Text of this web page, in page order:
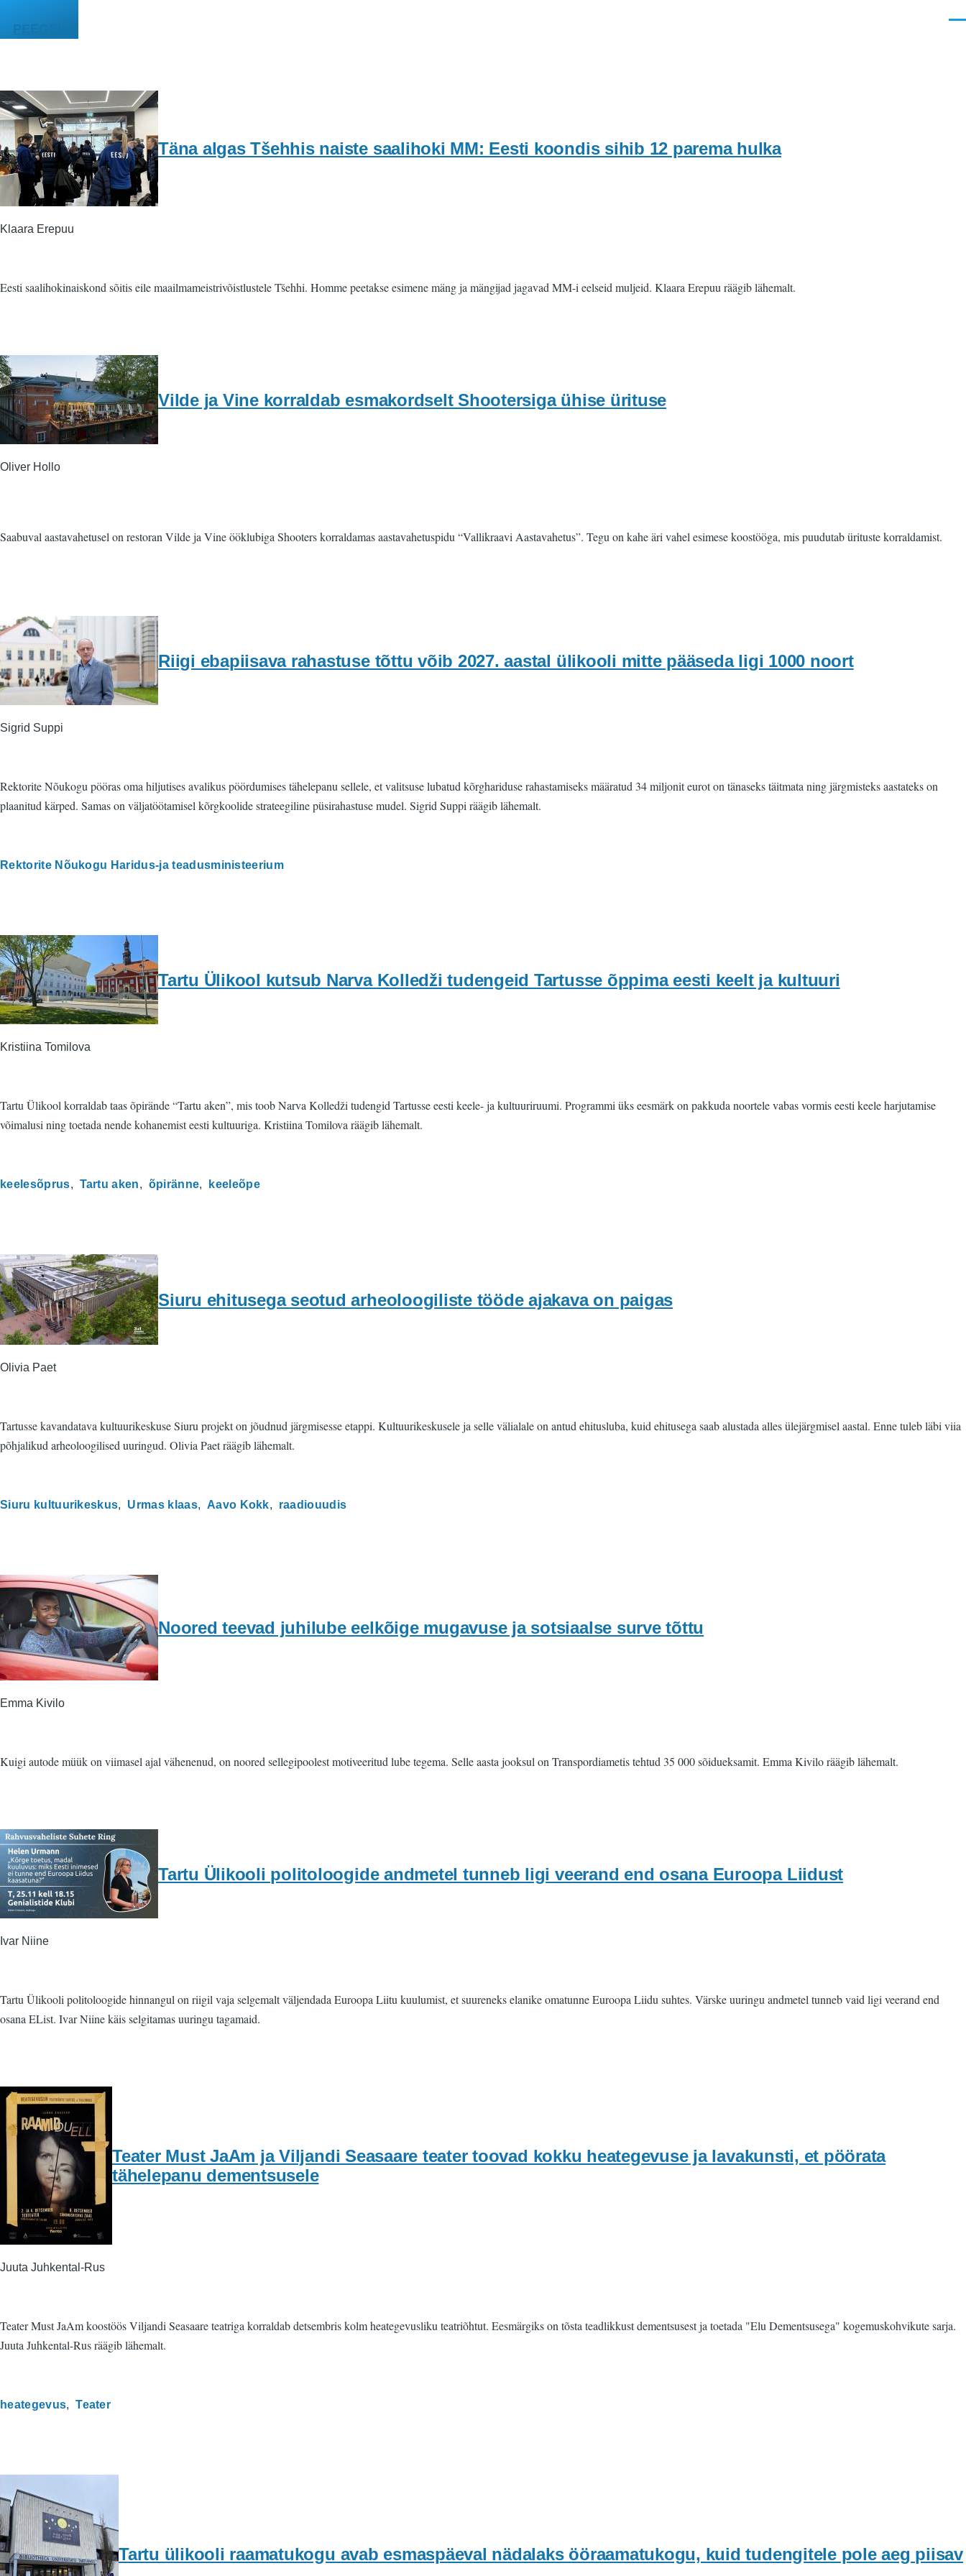
PEEGEL
Täna algas Tšehhis naiste saalihoki MM: Eesti koondis sihib 12 parema hulka
Klaara Erepuu
Eesti saalihokinaiskond sõitis eile maailmameistrivõistlustele Tšehhi. Homme peetakse esimene mäng ja mängijad jagavad MM-i eelseid muljeid. Klaara Erepuu räägib lähemalt.
Vilde ja Vine korraldab esmakordselt Shootersiga ühise ürituse
Oliver Hollo
Saabuval aastavahetusel on restoran Vilde ja Vine ööklubiga Shooters korraldamas aastavahetuspidu “Vallikraavi Aastavahetus”. Tegu on kahe äri vahel esimese koostööga, mis puudutab ürituste korraldamist.
Riigi ebapiisava rahastuse tõttu võib 2027. aastal ülikooli mitte pääseda ligi 1000 noort
Sigrid Suppi
Rektorite Nõukogu pööras oma hiljutises avalikus pöördumises tähelepanu sellele, et valitsuse lubatud kõrghariduse rahastamiseks määratud 34 miljonit eurot on tänaseks täitmata ning järgmisteks aastateks on
plaanitud kärped. Samas on väljatöötamisel kõrgkoolide strateegiline püsirahastuse mudel. Sigrid Suppi räägib lähemalt.
Rektorite Nõukogu Haridus-ja teadusministeerium
Tartu Ülikool kutsub Narva Kolledži tudengeid Tartusse õppima eesti keelt ja kultuuri
Kristiina Tomilova
Tartu Ülikool korraldab taas õpirände “Tartu aken”, mis toob Narva Kolledži tudengid Tartusse eesti keele- ja kultuuriruumi. Programmi üks eesmärk on pakkuda noortele vabas vormis eesti keele harjutamise
võimalusi ning toetada nende kohanemist eesti kultuuriga. Kristiina Tomilova räägib lähemalt.
keelesõprus Tartu aken õpiränne keeleõpe
Siuru ehitusega seotud arheoloogiliste tööde ajakava on paigas
Olivia Paet
Tartusse kavandatava kultuurikeskuse Siuru projekt on jõudnud järgmisesse etappi. Kultuurikeskusele ja selle välialale on antud ehitusluba, kuid ehitusega saab alustada alles ülejärgmisel aastal. Enne tuleb läbi viia
põhjalikud arheoloogilised uuringud. Olivia Paet räägib lähemalt.
Siuru kultuurikeskus Urmas klaas Aavo Kokk raadiouudis
Noored teevad juhilube eelkõige mugavuse ja sotsiaalse surve tõttu
Emma Kivilo
Kuigi autode müük on viimasel ajal vähenenud, on noored sellegipoolest motiveeritud lube tegema. Selle aasta jooksul on Transpordiametis tehtud 35 000 sõidueksamit. Emma Kivilo räägib lähemalt.
Tartu Ülikooli politoloogide andmetel tunneb ligi veerand end osana Euroopa Liidust
Ivar Niine
Tartu Ülikooli politoloogide hinnangul on riigil vaja selgemalt väljendada Euroopa Liitu kuulumist, et suureneks elanike omatunne Euroopa Liidu suhtes. Värske uuringu andmetel tunneb vaid ligi veerand end
osana EList. Ivar Niine käis selgitamas uuringu tagamaid.
Teater Must JaAm ja Viljandi Seasaare teater toovad kokku heategevuse ja lavakunsti, et pöörata
tähelepanu dementsusele
Juuta Juhkental-Rus
Teater Must JaAm koostöös Viljandi Seasaare teatriga korraldab detsembris kolm heategevusliku teatriõhtut. Eesmärgiks on tõsta teadlikkust dementsusest ja toetada "Elu Dementsusega" kogemuskohvikute sarja.
Juuta Juhkental-Rus räägib lähemalt.
heategevus Teater
Tartu ülikooli raamatukogu avab esmaspäeval nädalaks ööraamatukogu, kuid tudengitele pole aeg piisav